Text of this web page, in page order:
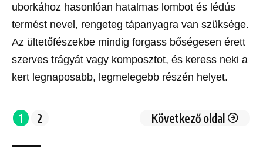
uborkához hasonlóan hatalmas lombot és lédús
termést nevel, rengeteg tápanyagra van szüksége.
Az ültetőfészekbe mindig forgass bőségesen érett
szerves trágyát vagy komposztot, és keress neki a
kert legnaposabb, legmelegebb részén helyet.
1 2 Következő oldal